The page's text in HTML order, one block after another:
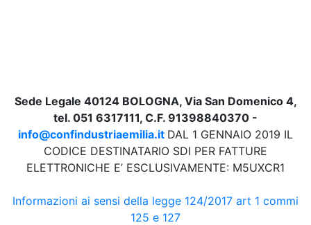
Sede Legale 40124 BOLOGNA, Via San Domenico 4,
tel. 051 6317111, C.F. 91398840370 -
info@confindustriaemilia.it DAL 1 GENNAIO 2019 IL
CODICE DESTINATARIO SDI PER FATTURE
ELETTRONICHE E’ ESCLUSIVAMENTE: M5UXCR1
Informazioni ai sensi della legge 124/2017 art 1 commi
125 e 127